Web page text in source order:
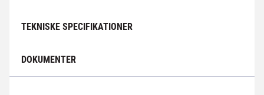
TEKNISKE SPECIFIKATIONER
DOKUMENTER